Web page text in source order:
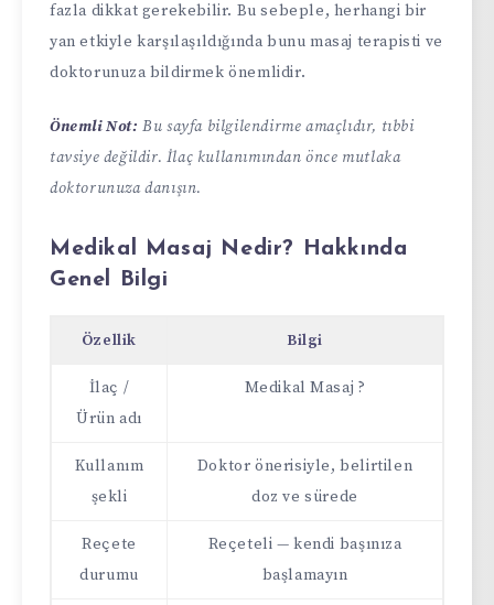
fazla dikkat gerekebilir. Bu sebeple, herhangi bir
yan etkiyle karşılaşıldığında bunu masaj terapisti ve
doktorunuza bildirmek önemlidir.
Önemli Not: Bu sayfa bilgilendirme amaçlıdır, tıbbi
tavsiye değildir. İlaç kullanımından önce mutlaka
doktorunuza danışın.
Medikal Masaj Nedir? Hakkında
Genel Bilgi
Özellik Bilgi
İlaç /
Ürün adı
Medikal Masaj ?
Kullanım
şekli
Doktor önerisiyle, belirtilen
doz ve sürede
Reçete
durumu
Reçeteli — kendi başınıza
başlamayın